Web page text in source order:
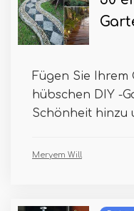
Fügen Sie Ihrem
hübschen DIY -
Schönheit hinzu
Meryem Will